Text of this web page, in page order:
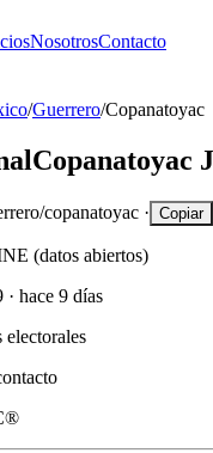
NosotrosContacto
/Guerrero/Copanatoyac
Copanatoyac
copanatoyac · Copiar
(datos abiertos)
· hace 9 días
electorales